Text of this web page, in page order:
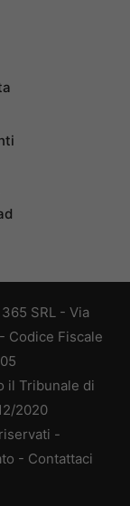
SRL - Via
Codice Fiscale
il Tribunale di
2020
-
- Contattaci